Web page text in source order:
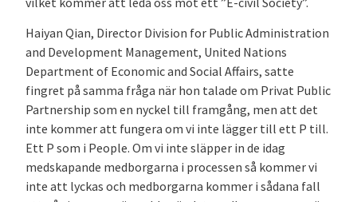
Haiyan Qian, Director Division for Public Administration
and Development Management, United Nations
Department of Economic and Social Affairs, satte
fingret på samma fråga när hon talade om Privat Public
Partnership som en nyckel till framgång, men att det
inte kommer att fungera om vi inte lägger till ett P till.
Ett P som i People. Om vi inte släpper in de idag
medskapande medborgarna i processen så kommer vi
inte att lyckas och medborgarna kommer i sådana fall